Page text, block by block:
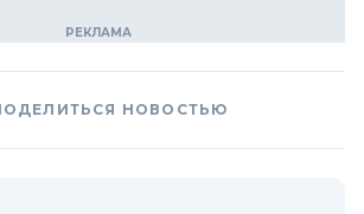
НОВОСТЬЮ